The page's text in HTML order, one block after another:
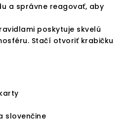
a správne reagovať, aby
poskytuje skvelú
Stačí otvoriť krabičku
slovenčine